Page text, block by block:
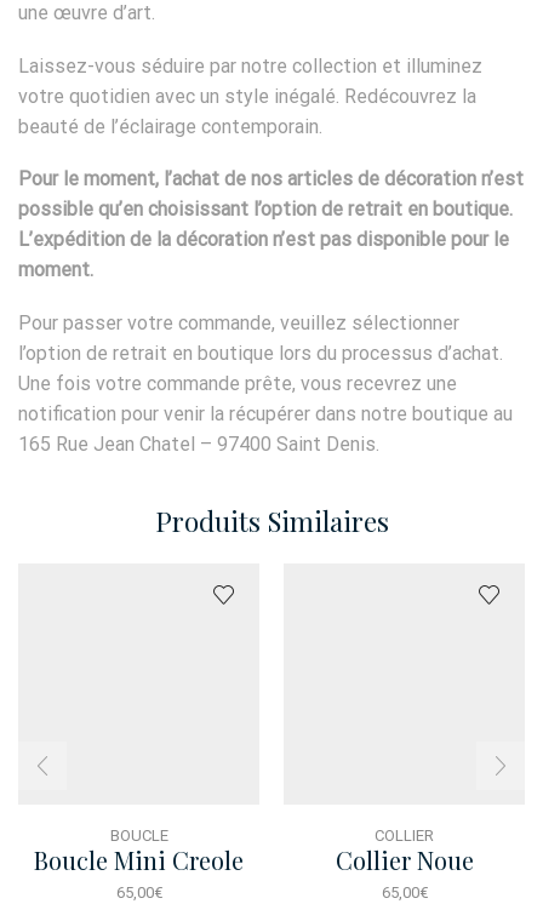
une œuvre d’art.
Laissez-vous séduire par notre collection et illuminez
votre quotidien avec un style inégalé. Redécouvrez la
beauté de l’éclairage contemporain.
Pour le moment, l’achat de nos articles de décoration n’est
possible qu’en choisissant l’option de retrait en boutique.
L’expédition de la décoration n’est pas disponible pour le
moment.
Pour passer votre commande, veuillez sélectionner
l’option de retrait en boutique lors du processus d’achat.
Une fois votre commande prête, vous recevrez une
notification pour venir la récupérer dans notre boutique au
165 Rue Jean Chatel – 97400 Saint Denis.
Produits Similaires
BOUCLE
Boucle Mini Creole
Etoile Dore
65,00€
COLLIER
Collier Noue
65,00€